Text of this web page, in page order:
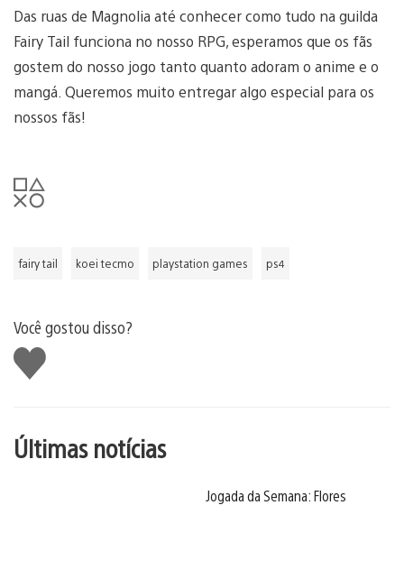
Das ruas de Magnolia até conhecer como tudo na guilda
Fairy Tail funciona no nosso RPG, esperamos que os fãs
gostem do nosso jogo tanto quanto adoram o anime e o
mangá. Queremos muito entregar algo especial para os
nossos fãs!
fairy tail koei tecmo playstation games ps4
Você gostou disso?
Curtir
Últimas notícias
Jogada da Semana: Flores